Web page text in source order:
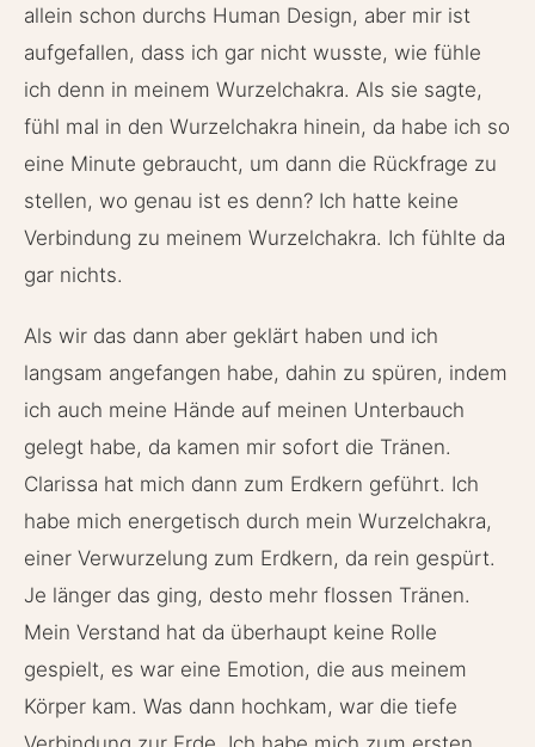
allein schon durchs Human Design, aber mir ist
aufgefallen, dass ich gar nicht wusste, wie fühle
ich denn in meinem Wurzelchakra. Als sie sagte,
fühl mal in den Wurzelchakra hinein, da habe ich so
eine Minute gebraucht, um dann die Rückfrage zu
stellen, wo genau ist es denn? Ich hatte keine
Verbindung zu meinem Wurzelchakra. Ich fühlte da
gar nichts.
Als wir das dann aber geklärt haben und ich
langsam angefangen habe, dahin zu spüren, indem
ich auch meine Hände auf meinen Unterbauch
gelegt habe, da kamen mir sofort die Tränen.
Clarissa hat mich dann zum Erdkern geführt. Ich
habe mich energetisch durch mein Wurzelchakra,
einer Verwurzelung zum Erdkern, da rein gespürt.
Je länger das ging, desto mehr flossen Tränen.
Mein Verstand hat da überhaupt keine Rolle
gespielt, es war eine Emotion, die aus meinem
Körper kam. Was dann hochkam, war die tiefe